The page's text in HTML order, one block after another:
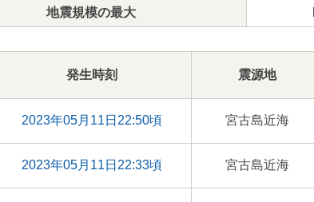
地震規模の最大
発生時刻 震源地
2023年05月11日22:50頃 宮古島近海
2023年05月11日22:33頃 宮古島近海